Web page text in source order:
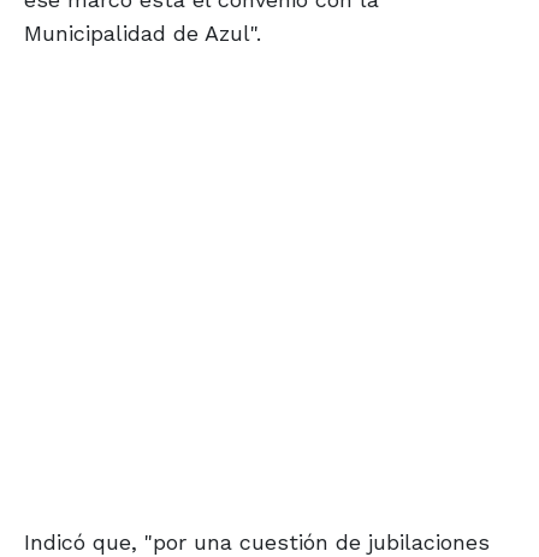
Municipalidad de Azul".
Indicó que, "por una cuestión de jubilaciones